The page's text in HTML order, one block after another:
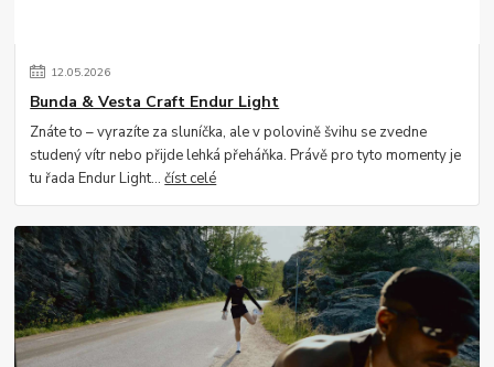
12.05.2026
Bunda & Vesta Craft Endur Light
Znáte to – vyrazíte za sluníčka, ale v polovině švihu se zvedne
studený vítr nebo přijde lehká přeháňka. Právě pro tyto momenty je
tu řada Endur Light...číst celé